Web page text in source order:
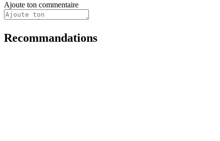
Ajoute ton commentaire
Recommandations